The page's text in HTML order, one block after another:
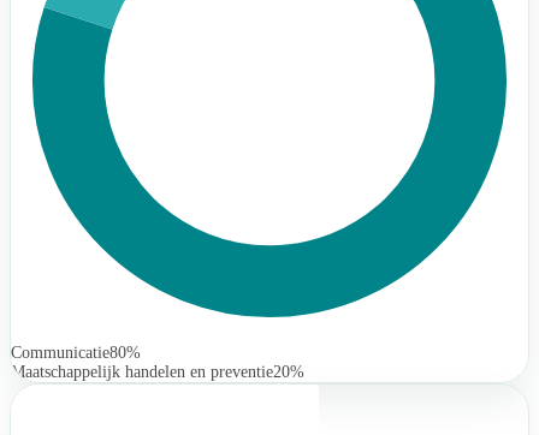
Communicatie80%
Maatschappelijk handelen en preventie20%